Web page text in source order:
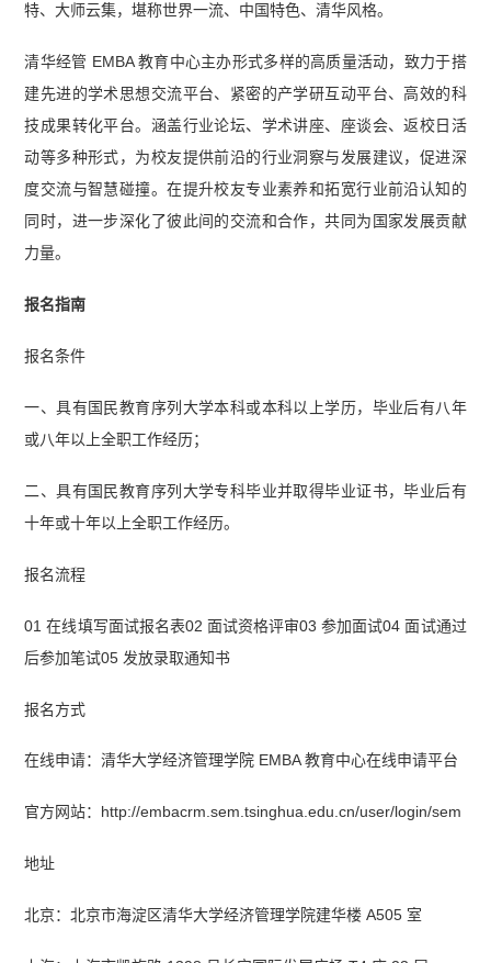
特、大师云集，堪称世界一流、中国特色、清华风格。
清华经管 EMBA 教育中心主办形式多样的高质量活动，致力于搭
建先进的学术思想交流平台、紧密的产学研互动平台、高效的科
技成果转化平台。涵盖行业论坛、学术讲座、座谈会、返校日活
动等多种形式，为校友提供前沿的行业洞察与发展建议，促进深
度交流与智慧碰撞。在提升校友专业素养和拓宽行业前沿认知的
同时，进一步深化了彼此间的交流和合作，共同为国家发展贡献
力量。
报名指南
报名条件
一、具有国民教育序列大学本科或本科以上学历，毕业后有八年
或八年以上全职工作经历；
二、具有国民教育序列大学专科毕业并取得毕业证书，毕业后有
十年或十年以上全职工作经历。
报名流程
01 在线填写面试报名表02 面试资格评审03 参加面试04 面试通过
后参加笔试05 发放录取通知书
报名方式
在线申请：清华大学经济管理学院 EMBA 教育中心在线申请平台
官方网站：http://embacrm.sem.tsinghua.edu.cn/user/login/sem
地址
北京：北京市海淀区清华大学经济管理学院建华楼 A505 室